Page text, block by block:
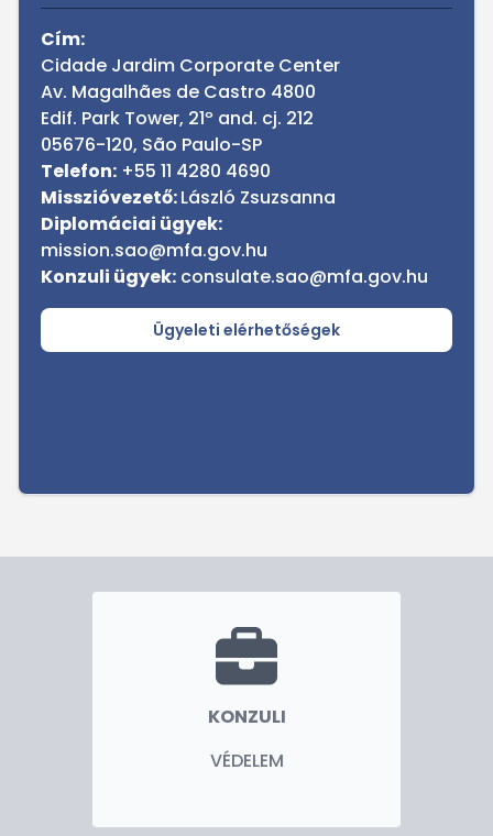
Cím:
Cidade Jardim Corporate Center
Av. Magalhães de Castro 4800
Edif. Park Tower, 21º and. cj. 212
05676-120, São Paulo-SP
Telefon: +55 11 4280 4690
Misszióvezető:László Zsuzsanna
Diplomáciai ügyek:
mission.sao@mfa.gov.hu
Konzuli ügyek: consulate.sao@mfa.gov.hu
Ügyeleti elérhetőségek
KONZULI
VÉDELEM